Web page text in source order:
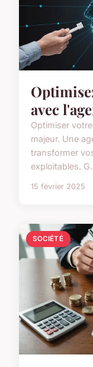
avec
Optimiser
majeur. Une
transformer
exploitables.
15 février 2025
SOCIÉTÉ